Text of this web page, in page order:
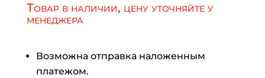
Товар в наличии, цену уточняйте у
менеджера
Возможна отправка наложенным
платежом.